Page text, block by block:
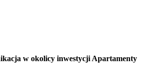
w okolicy inwestycji Apartamenty